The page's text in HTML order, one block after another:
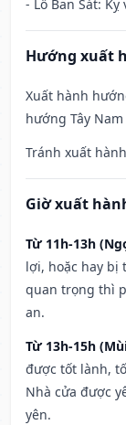
- Lỗ Ban Sát:
Hướng xuất
Xuất hành
hướng Tây
Tránh xuất
Giờ xuất
Từ 11h-13h
lợi, hoặc hay bị
quan trọng thì
an.
Từ 13h-15h
được tốt lành,
Nhà cửa được
yên.